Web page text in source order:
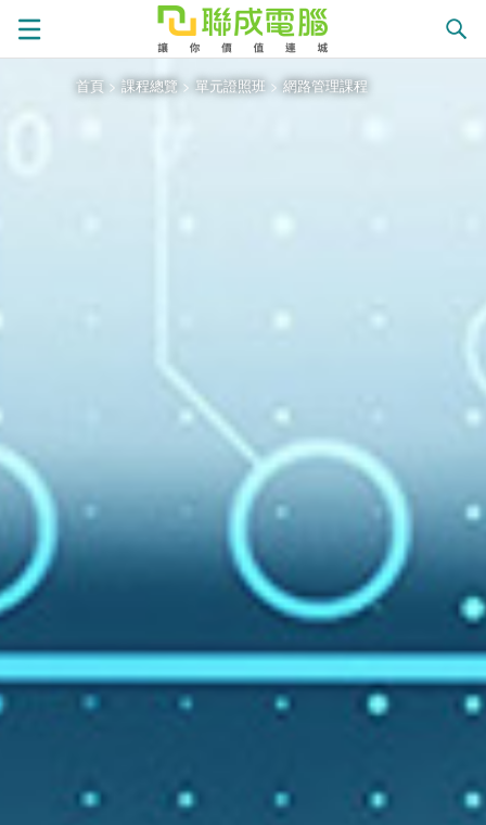
首頁 > 課程總覽 > 單元證照班 >網路管理課程